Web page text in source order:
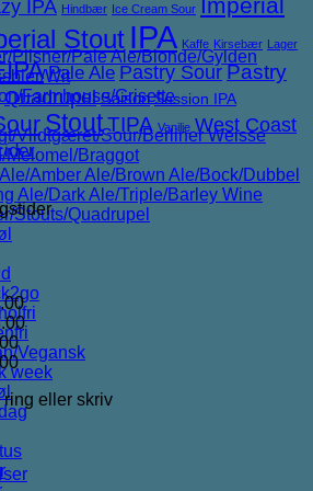
Pilsner/Pale Ale/Blonde/Gylden
Wit
Farmhouse/Grisette
Vildtgæret/Sour/Berliner Weisse
Melomel/Braggot
Amber Ale/Brown Ale/Bock/Dubbel
Ale/Dark Ale/Triple/Barley Wine
Stouts/Quadrupel
Vegansk
week
IPA Hindbær Ice Cream Sour
Stout IPA Kaffe Kirsebær Lager
Pale Ale Pastry SourPastry
Quadrupel Saison Session IPA
StoutTIPA Vanilje West Coast
ring eller skriv